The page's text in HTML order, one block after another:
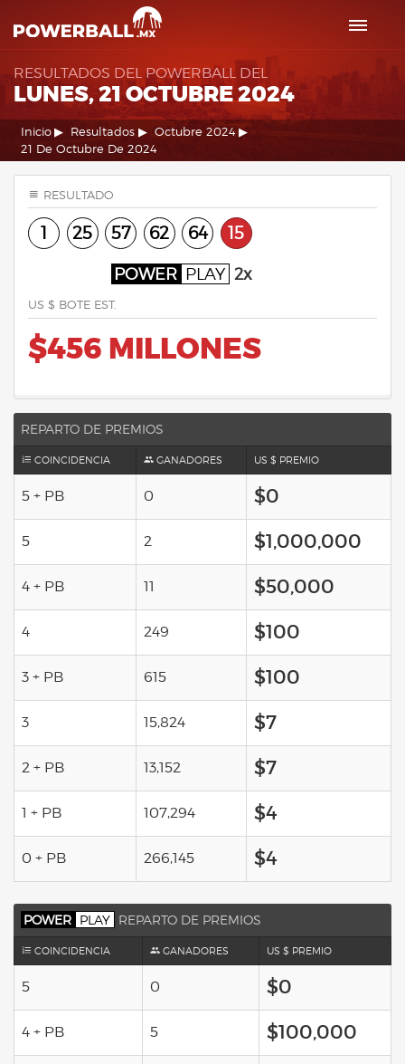
RESULTADOS DEL POWERBALL DEL
LUNES, 21 OCTUBRE 2024
Inicio Resultados
Octubre 2024
21 De Octubre De 2024
RESULTADO
1 25 57 62 64 15
POWER PLAY 2x
US $ BOTE EST.
$456 MILLONES
REPARTO DE PREMIOS
COINCIDENCIA GANADORES US $ PREMIO
5 + PB 0 $0
5 2 $1,000,000
4 + PB 11 $50,000
4 249 $100
3 + PB 615 $100
3 15,824 $7
2 + PB 13,152 $7
1 + PB 107,294 $4
0 + PB 266,145 $4
POWER PLAY REPARTO DE PREMIOS
COINCIDENCIA GANADORES US $ PREMIO
5 0 $0
4 + PB 5 $100,000